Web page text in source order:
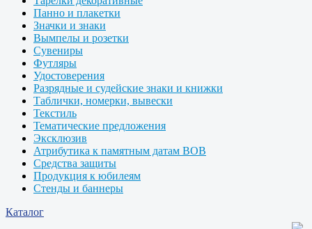
Панно и плакетки
Значки и знаки
Вымпелы и розетки
Сувениры
Футляры
Удостоверения
Разрядные и судейские знаки и книжки
Таблички, номерки, вывески
Текстиль
Тематические предложения
Эксклюзив
Атрибутика к памятным датам ВОВ
Средства защиты
Продукция к юбилеям
Стенды и баннеры
Каталог